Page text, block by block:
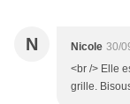
N Nicole 30/
<br /> Elle
grille.